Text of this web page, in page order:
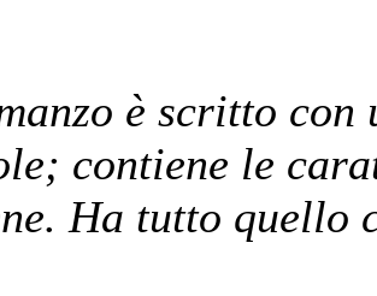
è scritto
contiene le
Ha tutto quello